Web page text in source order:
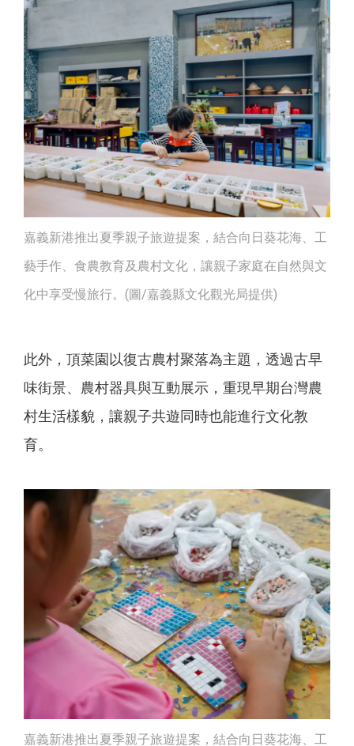
嘉義新港推出夏季親子旅遊提案，結合向日葵花海、工
藝手作、食農教育及農村文化，讓親子家庭在自然與文
化中享受慢旅行。(圖/嘉義縣文化觀光局提供)
此外，頂菜園以復古農村聚落為主題，透過古早
味街景、農村器具與互動展示，重現早期台灣農
村生活樣貌，讓親子共遊同時也能進行文化教
育。
嘉義新港推出夏季親子旅遊提案，結合向日葵花海、工